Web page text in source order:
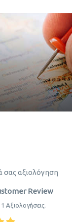
σας αξιολόγηση
Review
1 Αξιολογήσεις.